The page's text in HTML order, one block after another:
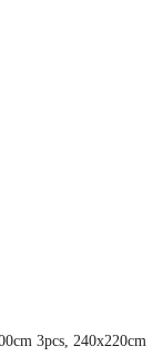
3pcs, 240x220cm